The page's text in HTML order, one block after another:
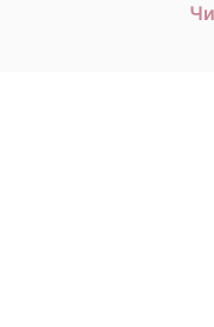
недорогой